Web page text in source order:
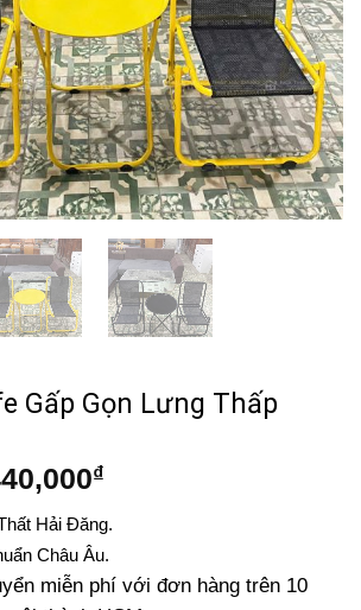
Gấp Gọn Lưng Thấp
₫Giá
tại
là:
440,000₫.
Hải Đăng.
Châu Âu.
miễn phí với đơn hàng trên 10